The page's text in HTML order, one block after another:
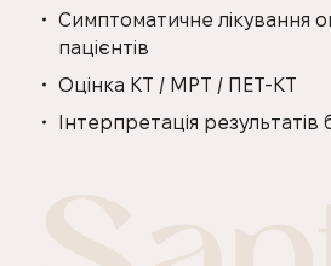
Симптоматичне лікування
пацієнтів
Оцінка КТ / МРТ / ПЕТ-КТ
Інтерпретація результатів